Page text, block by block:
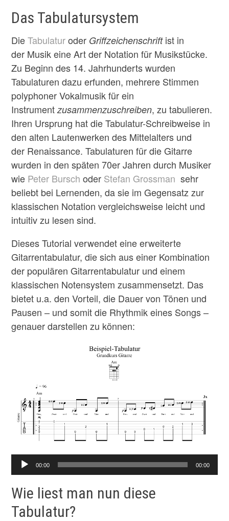
Das Tabulatursystem
DieTabulaturoder Griffzeichenschriftist in
der Musik eine Art der Notation für Musikstücke.
Zu Beginn des 14. Jahrhunderts wurden
Tabulaturen dazu erfunden, mehrere Stimmen
polyphoner Vokalmusik für ein
Instrumentzusammenzuschreiben, zu tabulieren.
Ihren Ursprung hat die Tabulatur-Schreibweise in
den alten Lautenwerken des Mittelalters und
der Renaissance. Tabulaturen für die Gitarre
wurden in den späten 70er Jahren durch Musiker
wie Peter Bursch oder Stefan Grossman sehr
beliebt bei Lernenden, da sie im Gegensatz zur
klassischen Notation vergleichsweise leicht und
intuitiv zu lesen sind.
Dieses Tutorial verwendet eine erweiterte
Gitarrentabulatur, die sich aus einer Kombination
der populären Gitarrentabulatur und einem
klassischen Notensystem zusammensetzt. Das
bietet u.a. den Vorteil, die Dauer von Tönen und
Pausen – und somit die Rhythmik eines Songs –
genauer darstellen zu können:
Audio-
Player
00:00 00:00
Wie liest man nun diese
Tabulatur?